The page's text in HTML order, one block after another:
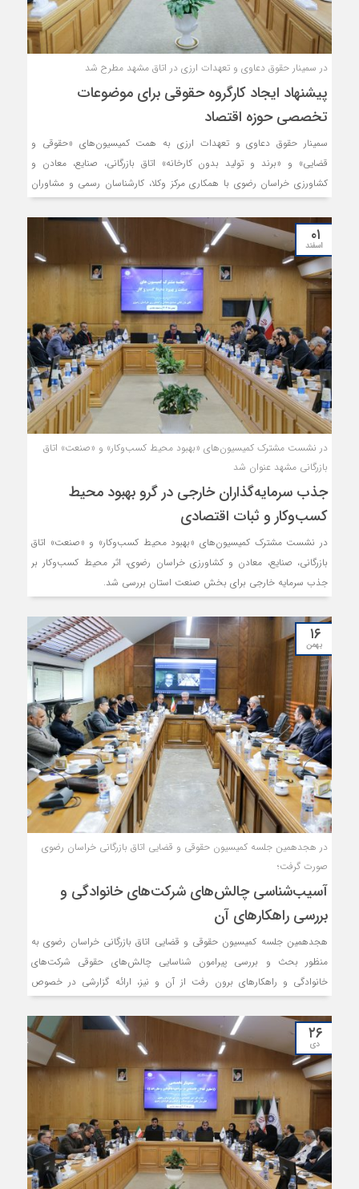
در سمینار حقوق دعاوی و تعهدات ارزی در اتاق مشهد مطرح شد
پیشنهاد ایجاد کارگروه حقوقی برای موضوعات
تخصصی حوزه اقتصاد
سمینار حقوق دعاوی و تعهدات ارزی به همت کمیسیون‌های‌ «حقوقی و
قضایی» و «برند و تولید بدون کارخانه» اتاق بازرگانی، صنایع، معادن و
کشاورزی خراسان رضوی با همکاری مرکز وکلا، کارشناسان رسمی و مشاوران
خانواده قوه قضائیه در راستای نیل به هدف ارتقای سطح آگاهی جامعه وکلا،
کارشناسان دادگستری و فعالان اقتصادی برگزار شد. در این سمینار بر ایجاد
کارگروهی با حضور وکلا برای ورود به موضوعات تخصصی در مباحث اقتصادی
تاکید شد.
۰۱
اسفند
در نشست مشترک کمیسیون‌های «بهبود محیط کسب‌وکار» و «صنعت» اتاق
بازرگانی مشهد عنوان شد
جذب سرمایه‌گذاران خارجی در گرو بهبود محیط
کسب‌وکار و ثبات اقتصادی
در نشست مشترک کمیسیون‌های «بهبود محیط کسب‌وکار» و «صنعت» اتاق
بازرگانی، صنایع، معادن و کشاورزی خراسان رضوی، اثر محیط کسب‌وکار بر
جذب سرمایه خارجی برای بخش صنعت استان بررسی شد.
۱۶
بهمن
در هجدهمین جلسه کمیسیون حقوقی و قضایی اتاق بازرگانی خراسان رضوی
صورت گرفت؛
آسیب‌شناسی چالش‌های شرکت‌های خانوادگی و
بررسی راهکارهای آن
هجدهمین جلسه کمیسیون حقوقی و قضایی اتاق بازرگانی خراسان رضوی به
منظور بحث و بررسی پیرامون شناسایی چالش‌های حقوقی شرکت‌های
خانوادگی و راهکارهای برون رفت از آن و نیز، ارائه گزارشی در خصوص
قراردادهای ساخت، بهره‌برداری و واگذاری (BOT) برگزار شد.
۲۶
دی